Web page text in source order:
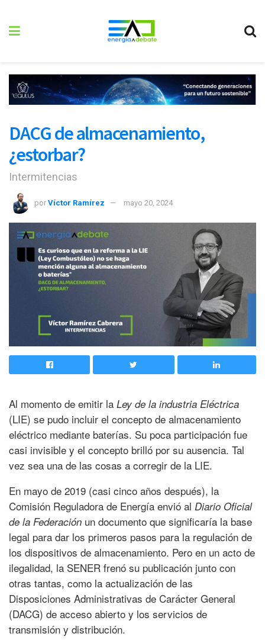
DACG de almacenamiento,
¿estorbar?
Intermitencias
por Víctor Ramírez mayo 20, 2024
Al momento de emitir la Ley de la industria Eléctrica
(LIE) se pudo incluir el concepto de almacenamiento
eléctrico mediante baterías. Su poca participación fue
casi invisible y el concepto brilló por su ausencia. Tal
vez sea una de las cosas a corregir de la LIE.
En mayo de 2019 (casi cinco años después), la
Comisión Reguladora de Energía envió al Diario Oficial
de la Federación un documento que significaría la base
legal para dar los primeros pasos para la regulación de
los dispositivos de almacenamiento. Pero en un acto de
ilegalidad, la SENER frenó su publicación junto con
otras tantas, como la actualización de las
Disposiciones Administrativas de Carácter General
(DACG) de acceso abierto y los servicios de
transmisión y distribución.